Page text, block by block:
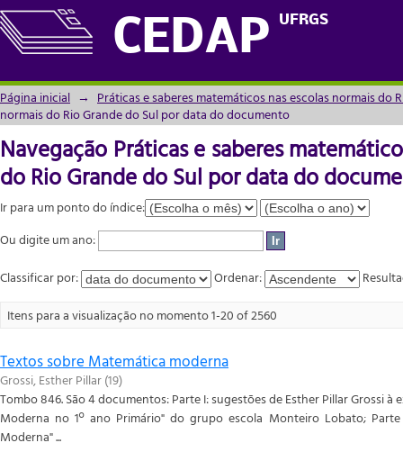
CEDAP UFRGS
Navegação Práticas e saberes
data do documento
Página inicial → Práticas e saberes matemáticos nas escolas normais do
normais do Rio Grande do Sul por data do documento
Navegação Práticas e saberes
do Rio Grande do Sul por data do
Ir para um ponto do índice:
Ou digite um ano:
Classificar por:
Ordenar:
Itens para a visualização no momento 1-20 of 2560
Textos sobre Matemática moderna
Grossi, Esther Pillar(19)
Tombo 846. São 4 documentos: Parte I: sugestões de Esther Pillar Grossi
Moderna no 1º ano Primário" do grupo escola Monteiro Lobato;
Moderna" ...